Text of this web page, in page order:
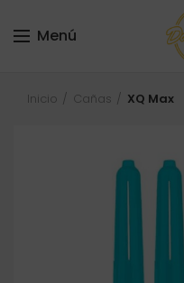
Menú
Inicio Cañas XQ Max